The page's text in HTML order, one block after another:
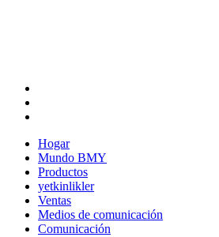
Hogar
Mundo BMY
Productos
yetkinlikler
Ventas
Medios de comunicación
Comunicación